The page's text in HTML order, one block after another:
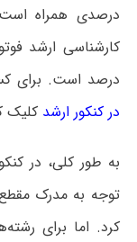
درصدی همراه
درصد است. برای
در کنکور ارشد کلیک
به طور کلی، در
توجه به مدرک
کرد. اما برای